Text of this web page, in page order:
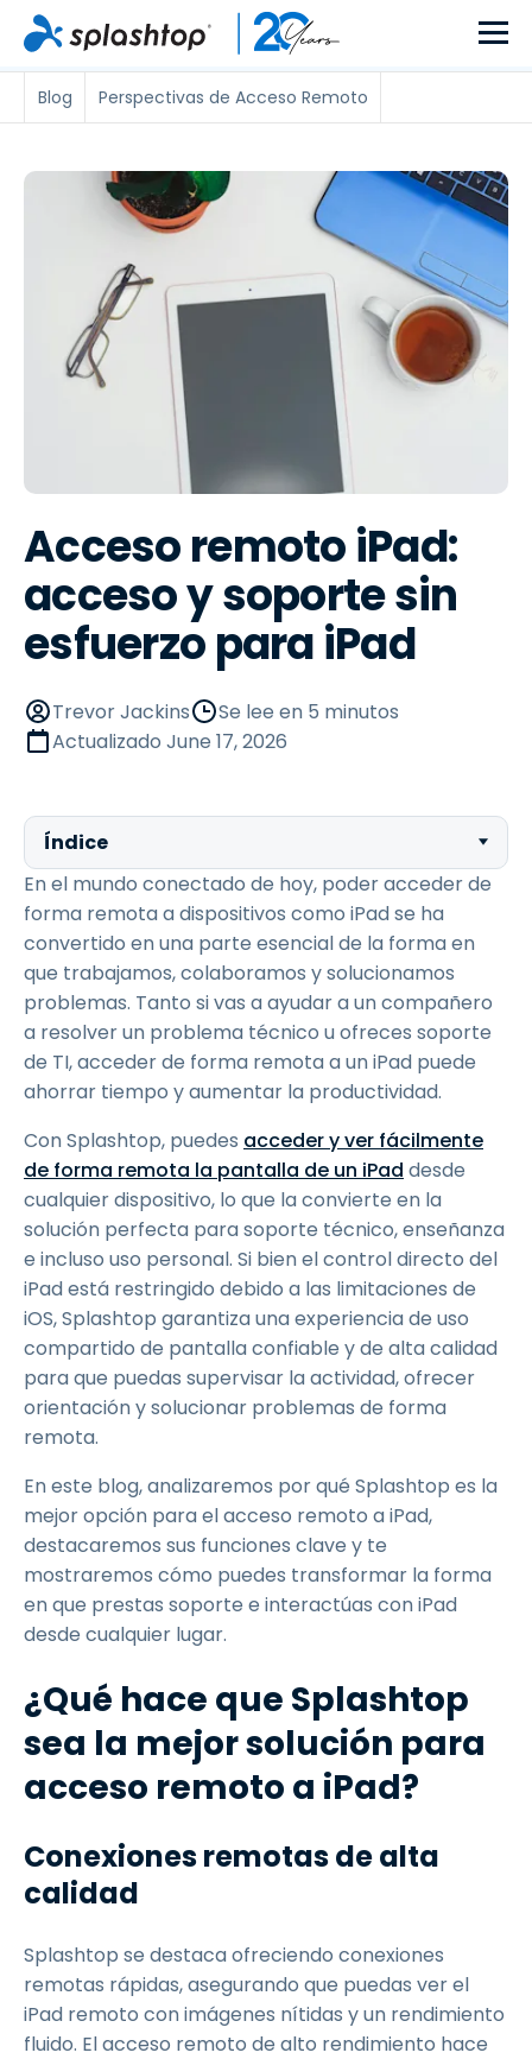
Blog Perspectivas de Acceso Remoto
Acceso remoto iPad:
acceso y soporte sin
esfuerzo para iPad
Trevor Jackins
Se lee en 5 minutos
Actualizado June 17, 2026
Índice
En el mundo conectado de hoy, poder acceder de
forma remota a dispositivos como iPad se ha
convertido en una parte esencial de la forma en
que trabajamos, colaboramos y solucionamos
problemas. Tanto si vas a ayudar a un compañero
a resolver un problema técnico u ofreces soporte
de TI, acceder de forma remota a un iPad puede
ahorrar tiempo y aumentar la productividad.
Con Splashtop, puedes acceder y ver fácilmente
de forma remota la pantalla de un iPad desde
cualquier dispositivo, lo que la convierte en la
solución perfecta para soporte técnico, enseñanza
e incluso uso personal. Si bien el control directo del
iPad está restringido debido a las limitaciones de
iOS, Splashtop garantiza una experiencia de uso
compartido de pantalla confiable y de alta calidad
para que puedas supervisar la actividad, ofrecer
orientación y solucionar problemas de forma
remota.
En este blog, analizaremos por qué Splashtop es la
mejor opción para el acceso remoto a iPad,
destacaremos sus funciones clave y te
mostraremos cómo puedes transformar la forma
en que prestas soporte e interactúas con iPad
desde cualquier lugar.
¿Qué hace que Splashtop
sea la mejor solución para
acceso remoto a iPad?
Conexiones remotas de alta
calidad
Splashtop se destaca ofreciendo conexiones
remotas rápidas, asegurando que puedas ver el
iPad remoto con imágenes nítidas y un rendimiento
fluido. El acceso remoto de alto rendimiento hace